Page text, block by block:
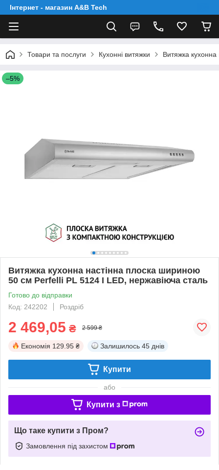
Інтернет - магазин A&B Tech
Товари та послуги Кухонні витяжки Витяжка
–5%
Витяжка кухонна настінна плоска шириною
50 см Perfelli PL 5124 I LED, нержавіюча сталь
Готово до відправки
Код: 242202
Роздріб
2 469,05 ₴ 2 599 ₴
Економія 129.95 ₴ Залишилось 45 днів
Купити
або
Купити з
Що таке купити з Пром?
Замовлення під захистом